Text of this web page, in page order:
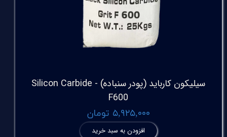
سیلیکون کارباید (پودر سنباده) Silicon Carbide -
F600
۵,۹۲۵,۰۰۰ تومان
افزودن به سبد خرید